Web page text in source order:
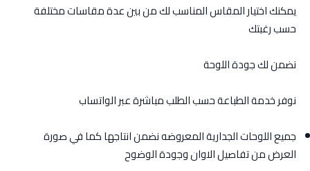
يمكنك اختيار المقاس المناسب لك من بين عدة مقاسات مختلفة
حسب رغبتك
نضمن لك جودة اللوحة
نوفر خدمة الطباعة حسب الطلب مباشرة عبر الواتساب
جميع اللوحات الجدارية المعروضه نضمن انتاجها كما في صورة
العرض من تفاصيل الاوان وجودة الوضوح